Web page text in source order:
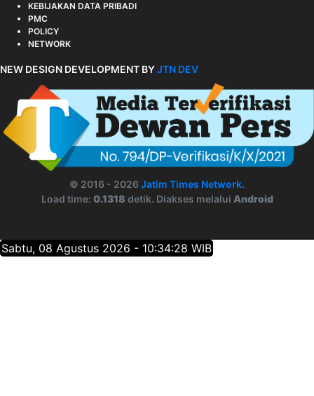
KEBIJAKAN DATA PRIBADI
PMC
POLICY
NETWORK
NEW DESIGN DEVELOPMENT BYJTN DEV
© 2016 - 2026 Jatim Times Network.
Load time: 0.1318 detik. Diakses melalui Android
Sabtu, 08 Agustus 2026 - 10:34:29 WIB